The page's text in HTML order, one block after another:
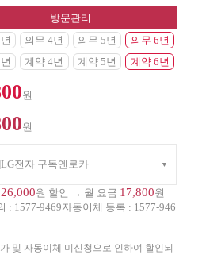
방문관리
의무 4년
계약 4년
의무 5년
계약 5년
의무 6년
계약 6년
원
원
전자 구독엔로카
26,000원 할인 → 월 요금 17,800원
: 1577-9469자동이체 등록 : 1577-946
및 자동이체 미신청으로 인하여 할인되